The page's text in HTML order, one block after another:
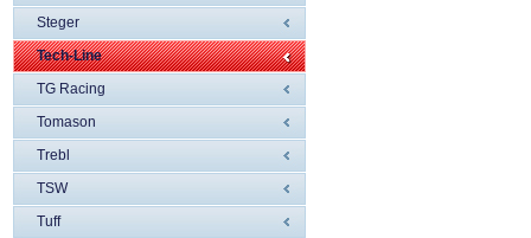
Steger
Tech-Line
TG Racing
Tomason
Trebl
TSW
Tuff